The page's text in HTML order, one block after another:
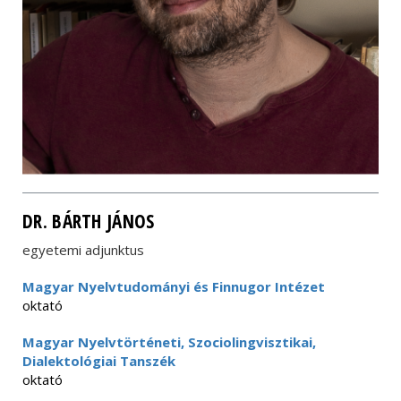
DR. BÁRTH JÁNOS
egyetemi adjunktus
Magyar Nyelvtudományi és Finnugor Intézet
oktató
Magyar Nyelvtörténeti, Szociolingvisztikai,
Dialektológiai Tanszék
oktató